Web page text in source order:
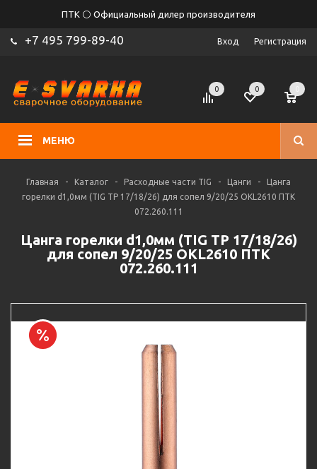
ПТК ⚪ Официальный дилер производителя
+7 495 799-89-40 Вход Регистрация
МЕНЮ
0 0
Главная - Каталог - Расходные части TIG - Цанги -
Цанга
горелки d1,0мм (TIG TP 17/18/26) для сопел 9/20/25 OKL2610 ПТК
072.260.111
Цанга горелки d1,0мм (TIG TP 17/18/26)
для сопел 9/20/25 OKL2610 ПТК
072.260.111